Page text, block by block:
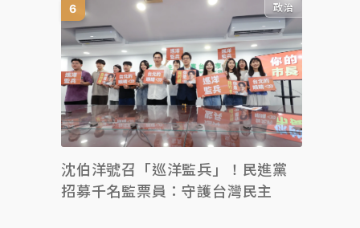
政治
沈伯洋號召「巡洋監兵」！民進黨
招募千名監票員：守護台灣民主